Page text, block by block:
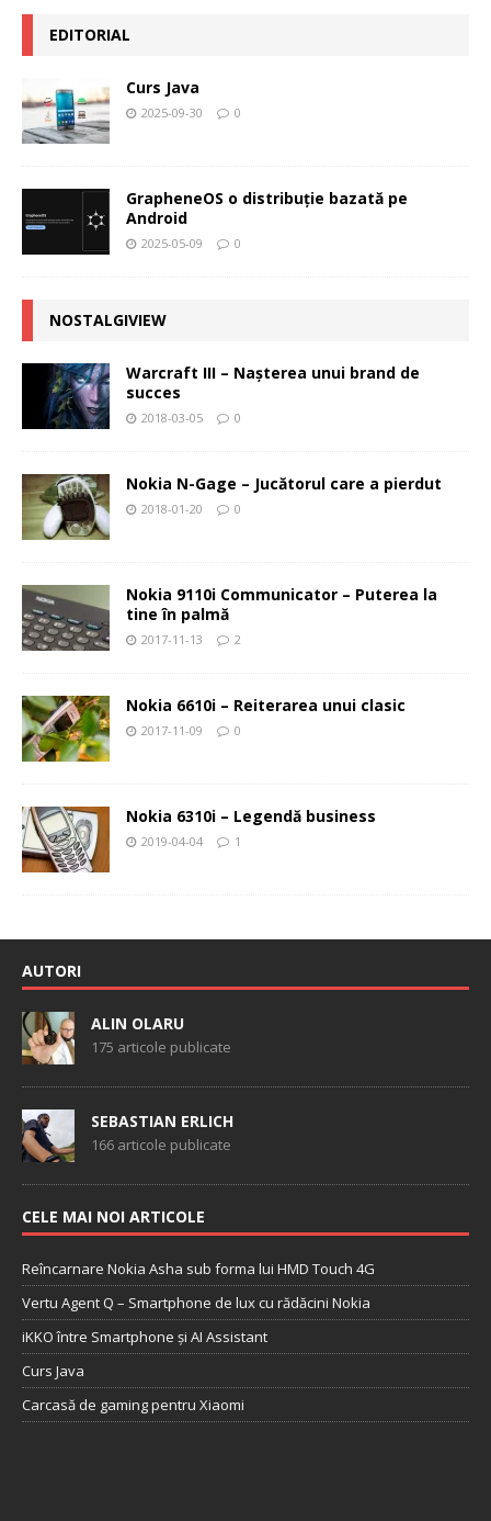
EDITORIAL
Curs Java
2025-09-30 0
GrapheneOS o distribuție bazată pe
Android
2025-05-09 0
NOSTALGIVIEW
Warcraft III – Naşterea unui brand de
succes
2018-03-05 0
Nokia N-Gage – Jucătorul care a pierdut
2018-01-20 0
Nokia 9110i Communicator – Puterea la
tine în palmă
2017-11-13 2
Nokia 6610i – Reiterarea unui clasic
2017-11-09 0
Nokia 6310i – Legendă business
2019-04-04 1
AUTORI
ALIN OLARU
175 articole publicate
SEBASTIAN ERLICH
166 articole publicate
CELE MAI NOI ARTICOLE
Reîncarnare Nokia Asha sub forma lui HMD Touch 4G
Vertu Agent Q – Smartphone de lux cu rădăcini Nokia
iKKO între Smartphone și AI Assistant
Curs Java
Carcasă de gaming pentru Xiaomi